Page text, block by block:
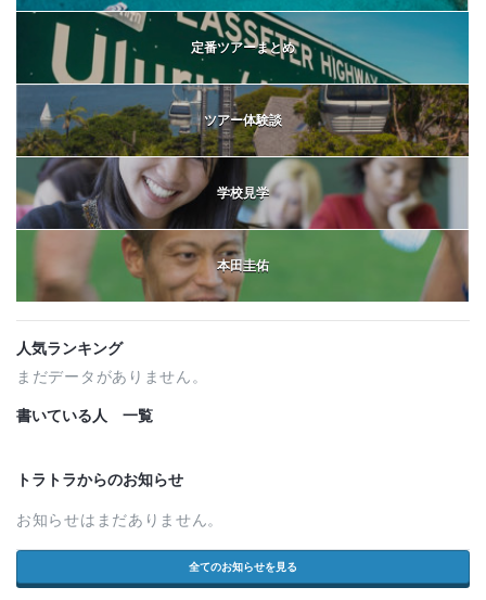
定番ツアーまとめ
ツアー体験談
学校見学
本田圭佑
人気ランキング
まだデータがありません。
書いている人 一覧
トラトラからのお知らせ
お知らせはまだありません。
全てのお知らせを見る